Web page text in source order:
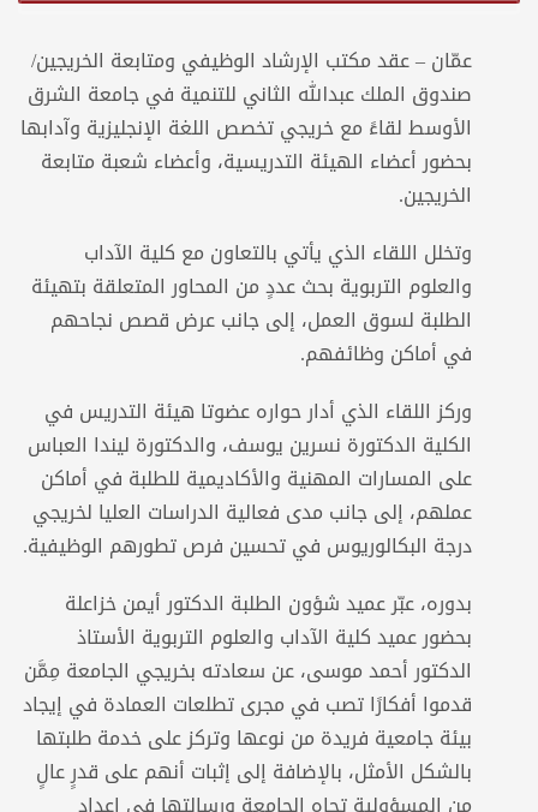
عمّان – عقد مكتب الإرشاد الوظيفي ومتابعة الخريجين/
صندوق الملك عبدالله الثاني للتنمية في جامعة الشرق
الأوسط لقاءً مع خريجي تخصص اللغة الإنجليزية وآدابها
بحضور أعضاء الهيئة التدريسية، وأعضاء شعبة متابعة
الخريجين.
وتخلل اللقاء الذي يأتي بالتعاون مع كلية الآداب
والعلوم التربوية بحث عددٍ من المحاور المتعلقة بتهيئة
الطلبة لسوق العمل، إلى جانب عرض قصص نجاحهم
في أماكن وظائفهم.
وركز اللقاء الذي أدار حواره عضوتا هيئة التدريس في
الكلية الدكتورة نسرين يوسف، والدكتورة ليندا العباس
على المسارات المهنية والأكاديمية للطلبة في أماكن
عملهم، إلى جانب مدى فعالية الدراسات العليا لخريجي
درجة البكالوريوس في تحسين فرص تطورهم الوظيفية.
بدوره، عبّر عميد شؤون الطلبة الدكتور أيمن خزاعلة
بحضور عميد كلية الآداب والعلوم التربوية الأستاذ
الدكتور أحمد موسى، عن سعادته بخريجي الجامعة مِمَّن
قدموا أفكارًا تصب في مجرى تطلعات العمادة في إيجاد
بيئة جامعية فريدة من نوعها وتركز على خدمة طلبتها
بالشكل الأمثل، بالإضافة إلى إثبات أنهم على قدرٍ عالٍ